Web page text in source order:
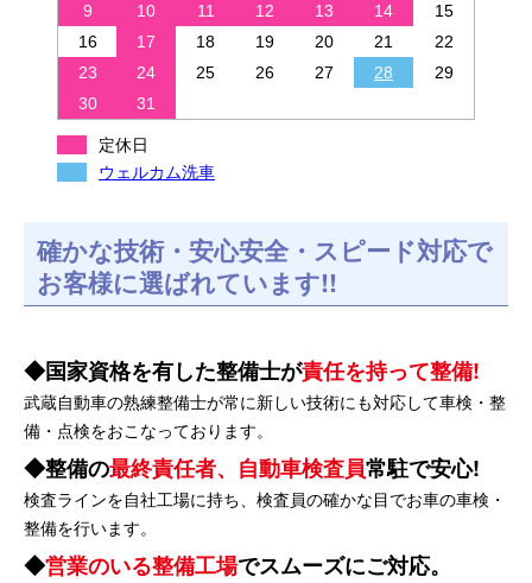
9
10 11 12 13 14
15
16
17 18 19 20 21
22
23
24 25 26 27 28
29
30
31
定休日
ウェルカム洗車
確かな技術・安心安全・スピード対応で
お客様に選ばれています!!
国家資格を有した整備士が責任を持って整備!
武蔵自動車の熟練整備士が常に新しい技術にも対応して車検・整
備・点検をおこなっております。
整備の最終責任者、自動車検査員常駐で安心!
検査ラインを自社工場に持ち、検査員の確かな目でお車の車検・
整備を行います。
営業のいる整備工場でスムーズにご対応。